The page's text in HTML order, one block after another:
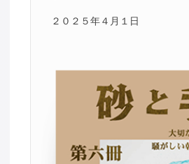
２０２５年４月１日